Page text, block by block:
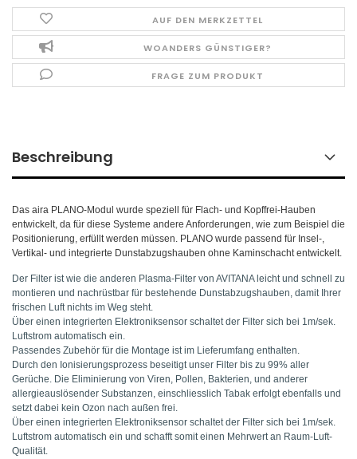
AUF DEN MERKZETTEL
WOANDERS GÜNSTIGER?
FRAGE ZUM PRODUKT
Beschreibung
Das aira PLANO-Modul wurde speziell für Flach- und Kopffrei-Hauben
entwickelt, da für diese Systeme andere Anforderungen, wie zum Beispiel die
Positionierung, erfüllt werden müssen. PLANO wurde passend für Insel-,
Vertikal- und integrierte Dunstabzugshauben ohne Kaminschacht entwickelt.
Der Filter ist wie die anderen Plasma-Filter von AVITANA leicht und schnell zu
montieren und nachrüstbar für bestehende Dunstabzugshauben, damit Ihrer
frischen Luft nichts im Weg steht.
Über einen integrierten Elektroniksensor schaltet der Filter sich bei 1m/sek.
Luftstrom automatisch ein.
Passendes Zubehör für die Montage ist im Lieferumfang enthalten.
Durch den Ionisierungsprozess beseitigt unser Filter bis zu 99% aller
Gerüche. Die Eliminierung von Viren, Pollen, Bakterien, und anderer
allergieauslösender Substanzen, einschliesslich Tabak erfolgt ebenfalls und
setzt dabei kein Ozon nach außen frei.
Über einen integrierten Elektroniksensor schaltet der Filter sich bei 1m/sek.
Luftstrom automatisch ein und schafft somit einen Mehrwert an Raum-Luft-
Qualität.